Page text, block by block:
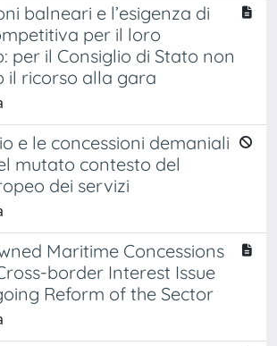
balneari e l’esigenza di
per il loro
per il Consiglio di Stato non
il ricorso alla gara
e le concessioni demaniali
mutato contesto del
dei servizi
Maritime Concessions
border Interest Issue
Reform of the Sector